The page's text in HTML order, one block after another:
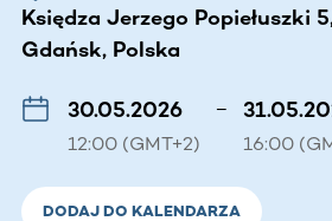
Księdza Jerzego Popiełuszki
Gdańsk, Polska
30.05.2026
12:00 (GMT+2)
–
16:00
DODAJ DO KALENDARZA